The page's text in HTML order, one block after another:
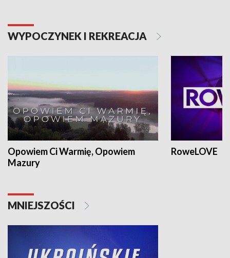
WYPOCZYNEK I REKREACJA
Opowiem Ci Warmię, Opowiem
Mazury
RoweLOVE
MNIEJSZOŚCI